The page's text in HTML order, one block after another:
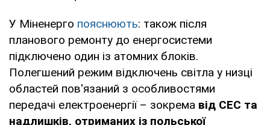
У Міненерго пояснюють: також після
планового ремонту до енергосистеми
підключено один із атомних блоків.
Полегшений режим відключень світла у низці
областей пов'язаний з особливостями
передачі електроенергії – зокрема від СЕС та
надлишків, отриманих із польської